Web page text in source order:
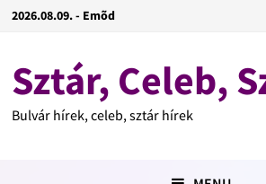
2026.08.09. - Emõd
Sztár, Celeb,
Bulvár hírek, celeb, sztár hírek